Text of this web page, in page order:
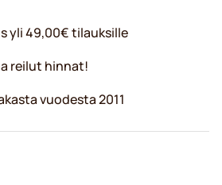
yli 49,00€ tilauksille
reilut hinnat!
vuodesta 2011